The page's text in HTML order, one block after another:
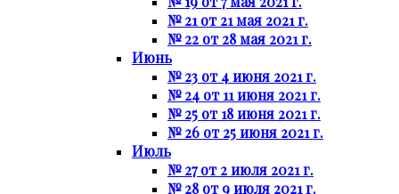
№ 21 от 21 мая 2021 г.
№ 22 от 28 мая 2021 г.
Июнь
№ 23 от 4 июня 2021 г.
№ 24 от 11 июня 2021 г.
№ 25 от 18 июня 2021 г.
№ 26 от 25 июня 2021 г.
Июль
№ 27 от 2 июля 2021 г.
№ 28 от 9 июля 2021 г.